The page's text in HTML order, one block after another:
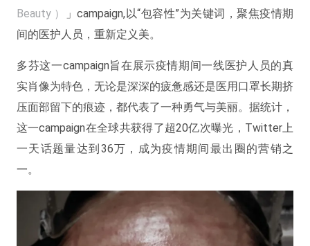
Beauty ）
」campaign,以“包容性”为关键词，聚焦疫情期
间的医护人员，重新定义美。
多芬这一campaign旨在展示疫情期间一线医护人员的真
实肖像为特色，无论是深深的疲惫感还是医用口罩长期挤
压面部留下的痕迹，都代表了一种勇气与美丽。据统计，
这一campaign在全球共获得了超20亿次曝光，Twitter上
一天话题量达到36万，成为疫情期间最出圈的营销之
一。